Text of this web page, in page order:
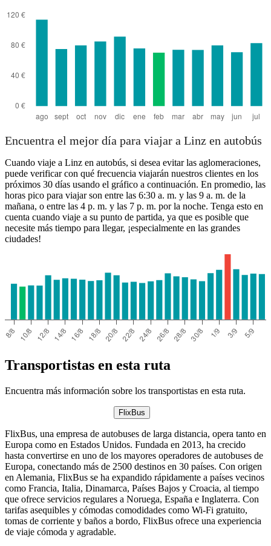
Encuentra el mejor día para viajar a Linz en autobús
Cuando viaje a Linz en autobús, si desea evitar las aglomeraciones,
puede verificar con qué frecuencia viajarán nuestros clientes en los
próximos 30 días usando el gráfico a continuación. En promedio, las
horas pico para viajar son entre las 6:30 a. m. y las 9 a. m. de la
mañana, o entre las 4 p. m. y las 7 p. m. por la noche. Tenga esto en
cuenta cuando viaje a su punto de partida, ya que es posible que
necesite más tiempo para llegar, ¡especialmente en las grandes
ciudades!
Transportistas en esta ruta
Encuentra más información sobre los transportistas en esta ruta.
FlixBus
FlixBus, una empresa de autobuses de larga distancia, opera tanto en
Europa como en Estados Unidos. Fundada en 2013, ha crecido
hasta convertirse en uno de los mayores operadores de autobuses de
Europa, conectando más de 2500 destinos en 30 países. Con origen
en Alemania, FlixBus se ha expandido rápidamente a países vecinos
como Francia, Italia, Dinamarca, Países Bajos y Croacia, al tiempo
que ofrece servicios regulares a Noruega, España e Inglaterra. Con
tarifas asequibles y cómodas comodidades como Wi-Fi gratuito,
tomas de corriente y baños a bordo, FlixBus ofrece una experiencia
de viaje cómoda y agradable.